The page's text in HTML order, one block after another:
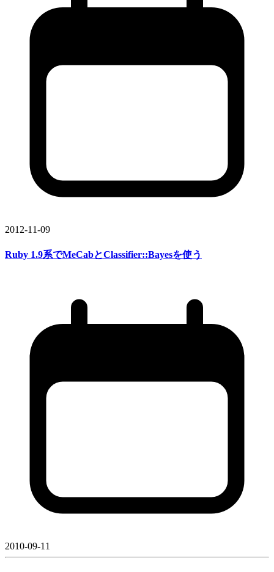
2012-11-09
Ruby 1.9系でMeCabとClassifier::Bayesを使う
2010-09-11